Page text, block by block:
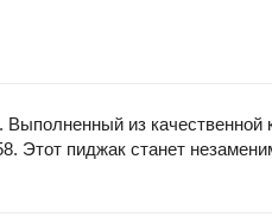
из качественной
Этот пиджак станет